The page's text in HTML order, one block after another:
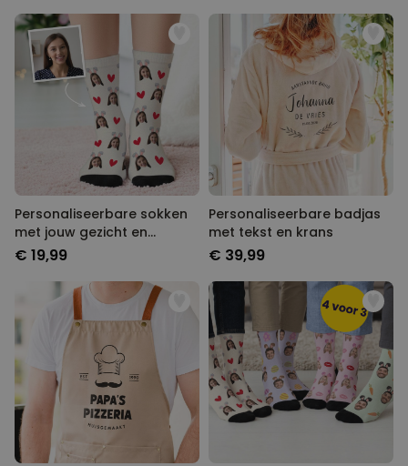
Personaliseerbare sokken
met jouw gezicht en
konijnenoren
€ 19,99
Personaliseerbare badjas
met tekst en krans
€ 39,99